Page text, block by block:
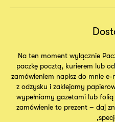
Na ten moment wyłącznie
paczkę pocztą, kurierem lub
zamówieniem napisz do mnie
z odzysku i zaklejamy
wypełniamy gazetami lub
zamówienie to prezent – daj